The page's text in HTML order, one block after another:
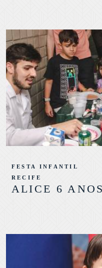
ALICE 6 ANOS
FESTA INFANTIL
RECIFE